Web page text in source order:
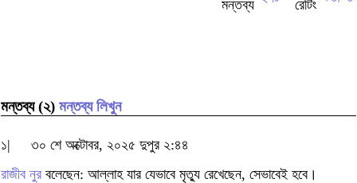
মন্তব্য (২) মন্তব্য লিখুন
১|
৩০ শে অক্টোবর, ২০২৫ দুপুর ২:৪৪
রাজীব নুর বলেছেন: আল্লাহ যার যেভাবে মৃত্যু রেখেছেন, সেভাবেই হবে।